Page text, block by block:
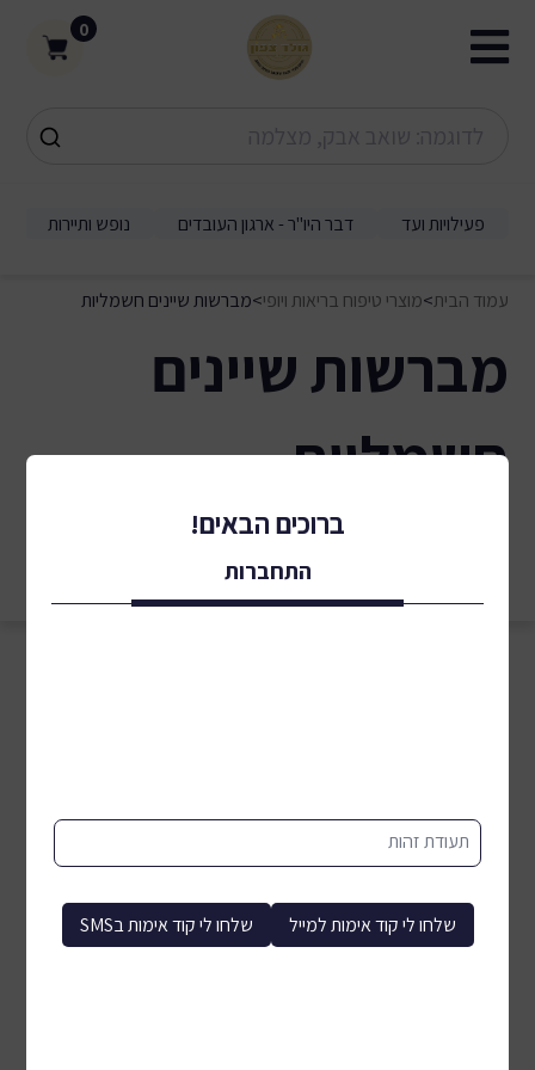
0
נופש ותיירות פעילויות ועד דבר היו"ר - ארגון העובדים
ברוכים הבאים!
התחברות
תעודת זהות
שלחו לי קוד אימות בSMS שלחו לי קוד אימות למייל
עמוד הבית>מוצרי טיפוח בריאות ויופי>מברשות שיינים חשמליות
מברשות שיינים
חשמליות
מיון לפי: